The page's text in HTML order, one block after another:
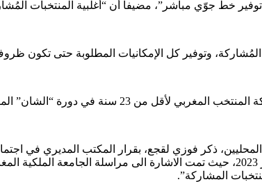
المُشاركة، وتوفير كل الإمكانيات المطلوبة حتى تكون
خط مباشر من المغرب إلى الجزائر لنقل البعثة المغربية.
للاعبين المحليين التي ستستضيفها الجزائر ما بين 13 يناير و4 فبراير 2023، حيث
المشاركة”.